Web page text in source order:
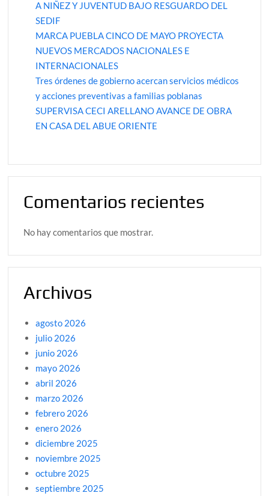
A NIÑEZ Y JUVENTUD BAJO RESGUARDO DEL
SEDIF
MARCA PUEBLA CINCO DE MAYO PROYECTA
NUEVOS MERCADOS NACIONALES E
INTERNACIONALES
Tres órdenes de gobierno acercan servicios médicos
y acciones preventivas a familias poblanas
SUPERVISA CECI ARELLANO AVANCE DE OBRA
EN CASA DEL ABUE ORIENTE
Comentarios recientes
No hay comentarios que mostrar.
Archivos
agosto 2026
julio 2026
junio 2026
mayo 2026
abril 2026
marzo 2026
febrero 2026
enero 2026
diciembre 2025
noviembre 2025
octubre 2025
septiembre 2025